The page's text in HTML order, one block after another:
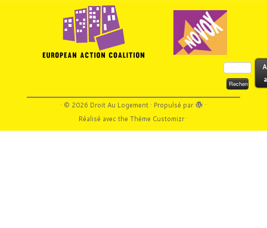
Rechercher :
· © 2026 Droit Au Logement· Propulsé par
·
Réalisé avec theThème Customizr·